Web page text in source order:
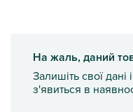
На жаль, даний
Залишіть свої
з'явиться в